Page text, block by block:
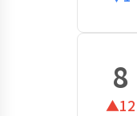
8
▲12